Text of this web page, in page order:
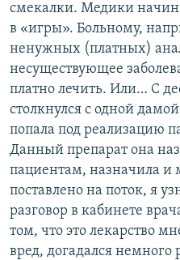
смекалки. Медики
в «игры». Больному,
ненужных (платных)
несуществующее
платно лечить. Или… С
столкнулся с одной
попала под реализацию
Данный препарат она
пациентам, назначила и
поставлено на поток, я
разговор в кабинете
том, что это лекарство
вред, догадался